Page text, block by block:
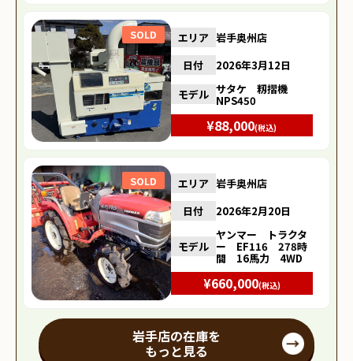
SOLD エリア 岩手奥州店
日付
2026年3月12日
モデル サタケ 籾摺機
NPS450
¥88,000(税込)
SOLD エリア 岩手奥州店
日付
2026年2月20日
モデル
ヤンマー トラクタ
ー EF116 278時
間 16馬力 4WD
¥660,000(税込)
岩手店の在庫を
もっと見る